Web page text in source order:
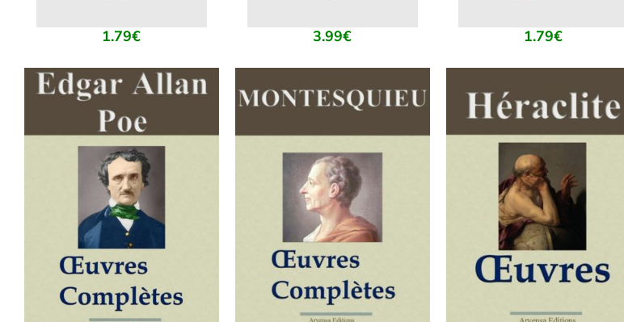
1.79€ 3.99€ 1.79€
AJOUTER AU PANIER
DÉTAILS
AJOUTER AU PANIER
DÉTAILS
AJOUTER AU PANIER
DÉTAILS